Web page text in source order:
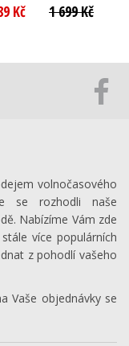
Kč 1 699 Kč
volnočasového
se rozhodli naše
Nabízíme Vám zde
více populárních
z pohodlí vašeho
Vaše objednávky se